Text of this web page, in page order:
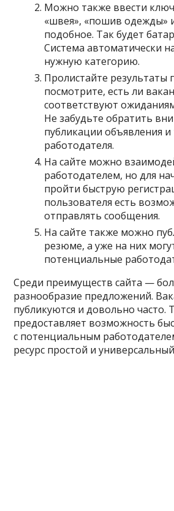
Можно также ввести
«швея», «пошив одежды»
подобное. Так будет
Система автоматически
нужную категорию.
Пролистайте результаты
посмотрите, есть ли
соответствуют
Не забудьте обратить
публикации объявления
работодателя.
На сайте можно
работодателем, но для
пройти быструю
пользователя есть
отправлять сообщения.
На сайте также можно
резюме, а уже на них
потенциальные
Среди преимуществ сайта —
разнообразие предложений.
публикуются и довольно часто.
предоставляет возможность
с потенциальным
ресурс простой и